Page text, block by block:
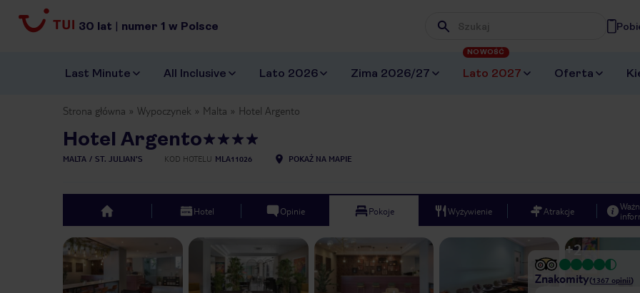
30 lat | numer 1 w Polsce Wpisz frazę, której szukasz
Last Minute All Inclusive Lato 2026 Zima 2026/27 Lato 2027
NOWOŚĆ
Oferta
Strona główna Wypoczynek Malta Hotel Argento
Hotel Argento
MALTA ST. JULIAN'S KOD HOTELU MLA11026 POKAŻ NA MAPIE
top Hotel Opinie Pokoje Wyżywienie Atrakcje
Previous slide +2
Znakomity(1367 opinii)